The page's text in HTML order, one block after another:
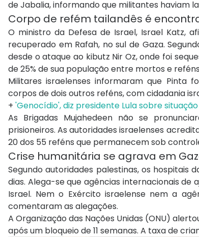
de Jabalia, informando que militantes haviam
Corpo de refém tailandês é
O ministro da Defesa de Israel, Israel Katz,
recuperado em Rafah, no sul de Gaza.
desde o ataque ao kibutz Nir Oz, onde foi
de 25% de sua população entre mortos e
Militares israelenses informaram que Pinta
corpos de dois outros reféns, com cidadania
+ 'Genocídio', diz presidente Lula sobre
As Brigadas Mujahedeen não se
prisioneiros. As autoridades israelenses
20 dos 55 reféns que permanecem sob
Crise humanitária se agrava em
Segundo autoridades palestinas, os
dias. Alega-se que agências internacionais
Israel. Nem o Exército israelense nem a
comentaram as alegações.
A Organização das Nações Unidas (ONU)
após um bloqueio de 11 semanas. A taxa de